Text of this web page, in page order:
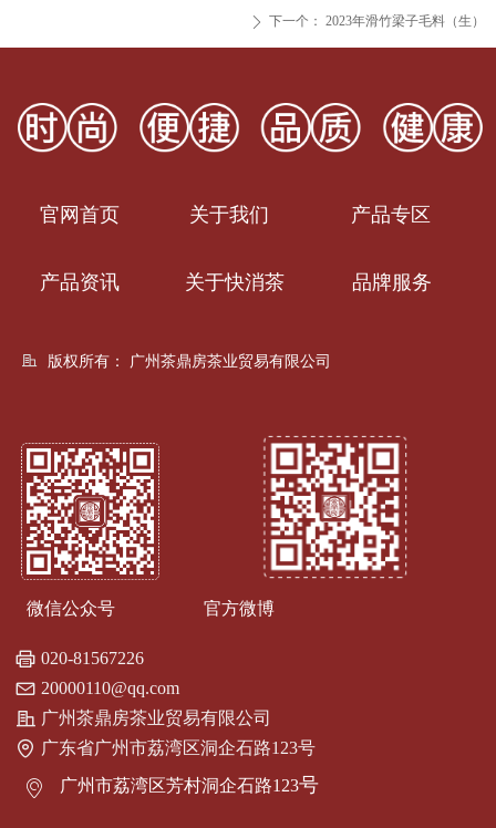
ꄲ 下一个： 2023年滑竹梁子毛料（生）
微信公众号 官方微博
产品专区
官网首页 关于我们
产品资讯 关于快消茶 品牌服务
版权所有： 广州茶鼎房茶业贸易有限公司
020-81567226
20000110@qq.com
广州茶鼎房茶业贸易有限公司
广东省广州市荔湾区洞企石路123号
ꀷ 广州市荔湾区芳村洞企石路123号